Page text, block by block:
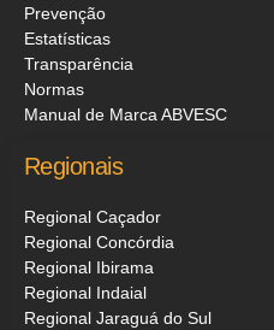
Prevenção
Estatísticas
Transparência
Normas
Manual de Marca ABVESC
Regionais
Regional Caçador
Regional Concórdia
Regional Ibirama
Regional Indaial
Regional Jaraguá do Sul